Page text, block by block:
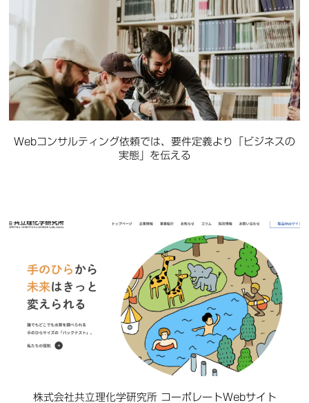
Webコンサルティング依頼では、要件定義より「ビジネスの
実態」を伝える
株式会社共立理化学研究所 コーポレートWebサイト